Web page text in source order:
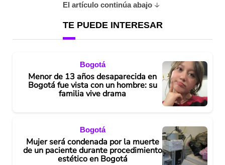
El artículo continúa abajo
TE PUEDE INTERESAR
Bogotá
Menor de 13 años desaparecida en
Bogotá fue vista con un hombre: su
familia vive drama
Bogotá
Mujer será condenada por la muerte
de un paciente durante procedimiento
estético en Bogotá